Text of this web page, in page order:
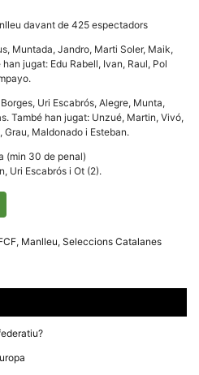
davant de 425 espectadors
Muntada, Jandro, Marti Soler, Maik,
jugat: Edu Rabell, Ivan, Raul, Pol
Uri Escabrós, Alegre, Munta,
També han jugat: Unzué, Martin, Vivó,
Grau, Maldonado i Esteban.
(min 30 de penal)
Uri Escabrós i Ot (2).
, Manlleu, Seleccions Catalanes
dades en el seu
permeten que el
lloc funcioni tan
rebutja
aquestes
cookies
algunes
desapareixeran
del lloc web.
En compartir
els teus